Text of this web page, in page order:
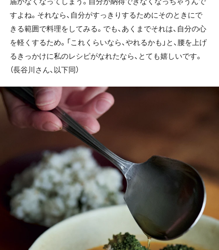
すよね。それなら、自分がすっきりするためにそのときにで
きる範囲で料理をしてみる。でも、あくまでそれは、自分の心
を軽くするため。「これくらいなら、やれるかも」と、腰を上げ
るきっかけに私のレシピがなれたなら、とても嬉しいです。
（長谷川さん、以下同）